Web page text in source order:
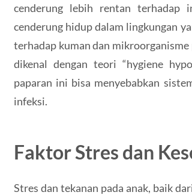
cenderung lebih rentan terhadap
cenderung hidup dalam lingkungan
terhadap kuman dan
dikenal dengan teori “hygiene
paparan ini bisa menyebabkan
infeksi.
Faktor Stres dan
Stres dan tekanan pada anak, baik